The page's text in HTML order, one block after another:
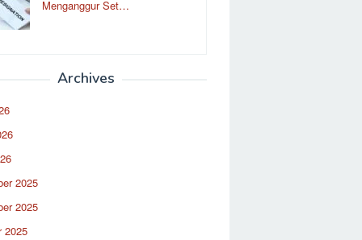
Menganggur Set…
Archives
2025
2025
2025